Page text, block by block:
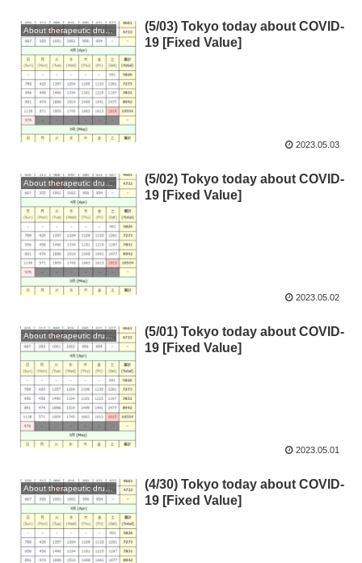
About therapeutic drugs and vaccines
(5/03) Tokyo today about COVID-
19 [Fixed Value]
2023.05.03
About therapeutic drugs and vaccines
(5/02) Tokyo today about COVID-
19 [Fixed Value]
2023.05.02
About therapeutic drugs and vaccines
(5/01) Tokyo today about COVID-
19 [Fixed Value]
2023.05.01
About therapeutic drugs and vaccines
(4/30) Tokyo today about COVID-
19 [Fixed Value]